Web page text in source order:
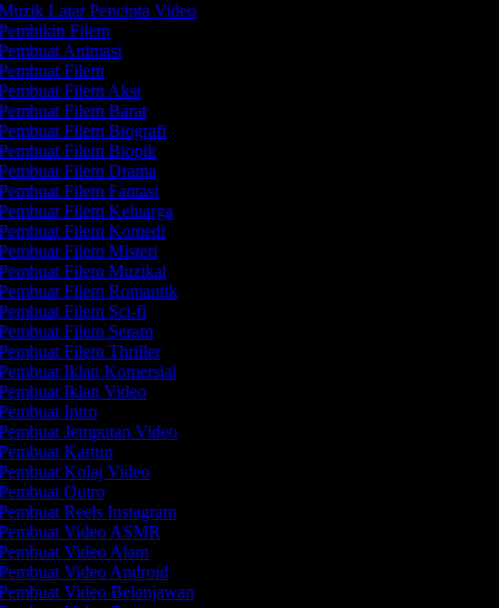
Latar Pencipta Video
Filem
Animasi
Filem
Filem Aksi
Filem Barat
Filem Biografi
Filem Biopik
Filem Drama
Filem Fantasi
Filem Keluarga
Filem Komedi
Filem Misteri
Filem Muzikal
Filem Romantik
Filem Sci-fi
Filem Seram
Filem Thriller
Iklan Komersial
Iklan Video
Intro
Jemputan Video
Kartun
Kolaj Video
Outro
Reels Instagram
Video ASMR
Video Alam
Video Android
Video Belanjawan